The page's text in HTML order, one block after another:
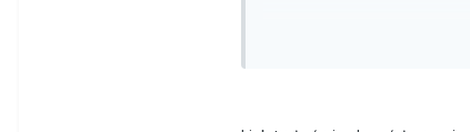
bankowych obywateli,